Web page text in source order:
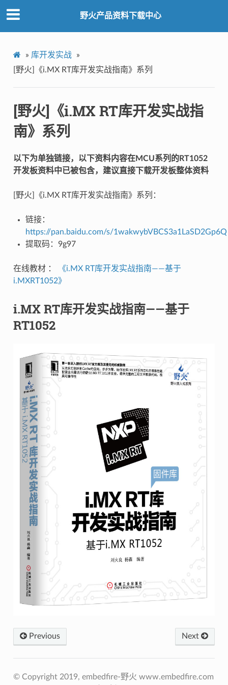
野火产品资料下载中心
» 库开发实战
»
[野火]《i.MX RT库开发实战指南》系列
[野火]《i.MX RT库开发实战指
南》系列
以下为单独链接，以下资料内容在MCU系列的RT1052
开发板资料中已被包含，建议直接下载开发板整体资料
[野火]《i.MX RT库开发实战指南》系列：
链接：
https://pan.baidu.com/s/1wakwybVBCS3a1LaSD2Gp6Q
提取码：9g97
在线教材 ：
《i.MX RT库开发实战指南——基于
i.MXRT1052》
i.MX RT库开发实战指南——基于
RT1052
Next
Previous
© Copyright 2019, embedfire-野火 www.embedfire.com